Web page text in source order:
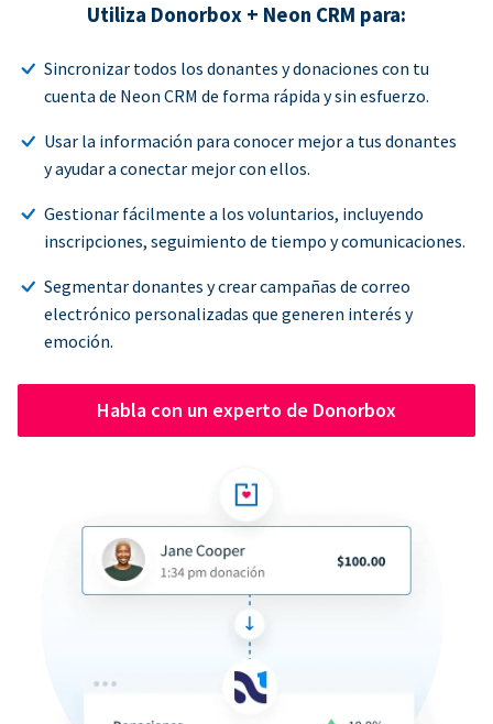
Utiliza Donorbox + Neon CRM para:
Sincronizar todos los donantes y donaciones con tu
cuenta de Neon CRM de forma rápida y sin esfuerzo.
Usar la información para conocer mejor a tus donantes
y ayudar a conectar mejor con ellos.
Gestionar fácilmente a los voluntarios, incluyendo
inscripciones, seguimiento de tiempo y comunicaciones.
Segmentar donantes y crear campañas de correo
electrónico personalizadas que generen interés y
emoción.
Habla con un experto de Donorbox